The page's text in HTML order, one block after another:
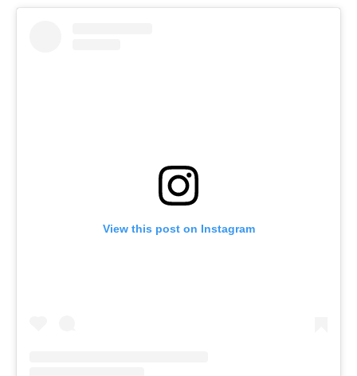
View this post on Instagram